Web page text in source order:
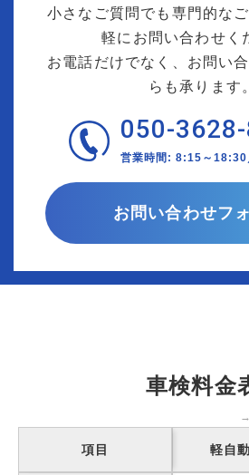
小さなご質問でも専門的な
軽にお問い合わせく
お電話だけでなく、お問い
らも承ります。
050-
営業時間: 8:15～18:30
お問い合わせフ
車検料金
項目 軽自